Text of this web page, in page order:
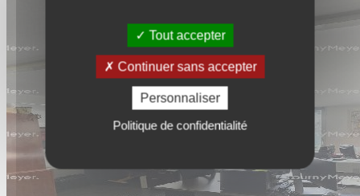
Tout accepter
Continuer sans accepter
Personnaliser
Politique de confidentialité